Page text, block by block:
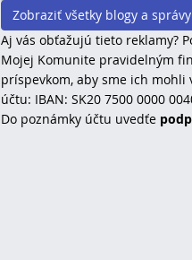
Zobraziť všetky blogy a správy
Aj vás obťažujú tieto reklamy?
Mojej Komunite pravidelným
príspevkom, aby sme ich mohli
účtu: IBAN: SK20 7500 0000
Do poznámky účtu uvedťe